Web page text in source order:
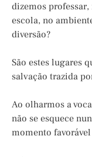
dizemos
escola, no
diversão?
São estes lugares
salvação trazida
Ao olharmos a
não se esquece
momento